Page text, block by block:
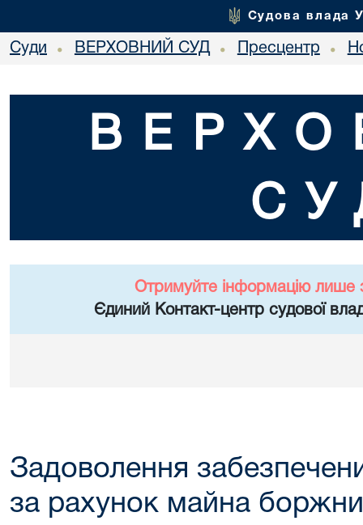
Судова влада
Суди • ВЕРХОВНИЙ СУД • Пресцентр •
Отримуйте інформацію лише
Єдиний Контакт-центр судової
Задоволення
за рахунок майна